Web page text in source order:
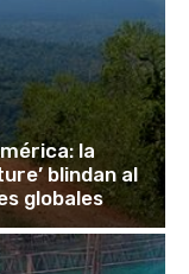
la
blindan al
globales